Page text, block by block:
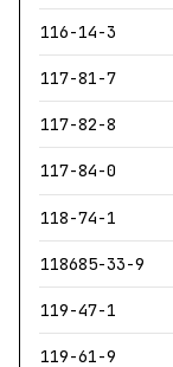
116-14-3
117-81-7
117-82-8
117-84-0
118-74-1
118685-33-9
119-47-1
119-61-9